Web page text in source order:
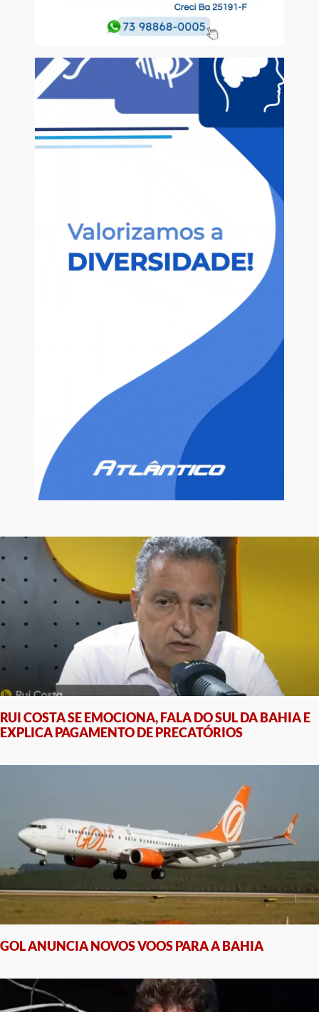
RUI COSTA SE EMOCIONA, FALA DO SUL DA BAHIA E
EXPLICA PAGAMENTO DE PRECATÓRIOS
GOL ANUNCIA NOVOS VOOS PARA A BAHIA